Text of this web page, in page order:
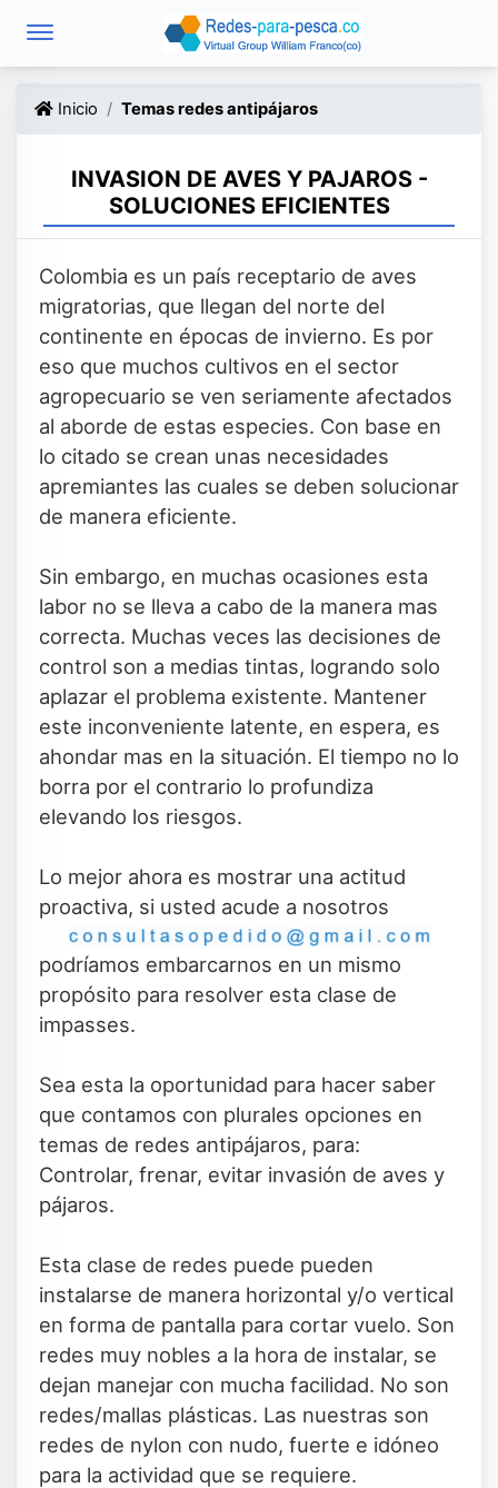
Inicio Temas redes antipájaros
INVASION DE AVES Y PAJAROS -
SOLUCIONES EFICIENTES
Colombia es un país receptario de aves
migratorias, que llegan del norte del
continente en épocas de invierno. Es por
eso que muchos cultivos en el sector
agropecuario se ven seriamente afectados
al aborde de estas especies. Con base en
lo citado se crean unas necesidades
apremiantes las cuales se deben solucionar
de manera eficiente.
Sin embargo, en muchas ocasiones esta
labor no se lleva a cabo de la manera mas
correcta. Muchas veces las decisiones de
control son a medias tintas, logrando solo
aplazar el problema existente. Mantener
este inconveniente latente, en espera, es
ahondar mas en la situación. El tiempo no lo
borra por el contrario lo profundiza
elevando los riesgos.
Lo mejor ahora es mostrar una actitud
proactiva, si usted acude a nosotros
podríamos embarcarnos en un mismo
propósito para resolver esta clase de
impasses.
Sea esta la oportunidad para hacer saber
que contamos con plurales opciones en
temas de redes antipájaros, para:
Controlar, frenar, evitar invasión de aves y
pájaros.
Esta clase de redes puede pueden
instalarse de manera horizontal y/o vertical
en forma de pantalla para cortar vuelo. Son
redes muy nobles a la hora de instalar, se
dejan manejar con mucha facilidad. No son
redes/mallas plásticas. Las nuestras son
redes de nylon con nudo, fuerte e idóneo
para la actividad que se requiere.